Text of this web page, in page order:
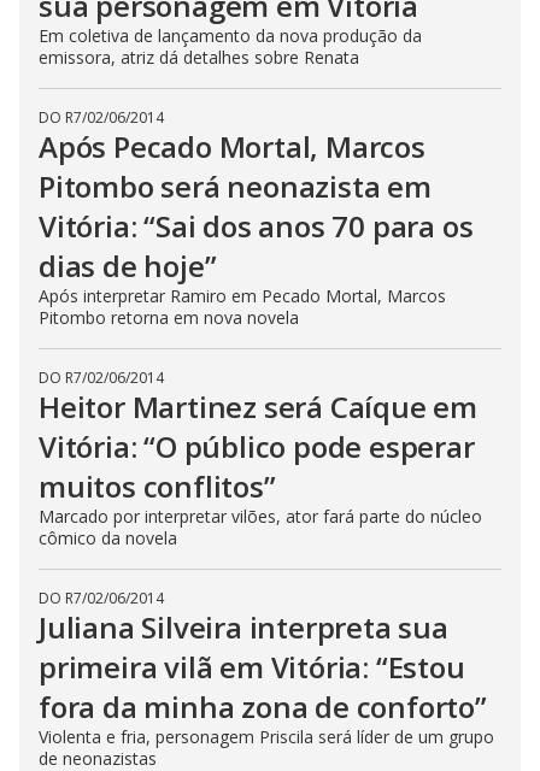
Em coletiva de lançamento da nova produção da
emissora, atriz dá detalhes sobre Renata
DO R7/02/06/2014
Após Pecado Mortal, Marcos
Pitombo será neonazista em
Vitória: “Sai dos anos 70 para os
dias de hoje”
Após interpretar Ramiro em Pecado Mortal, Marcos
Pitombo retorna em nova novela
DO R7/02/06/2014
Heitor Martinez será Caíque em
Vitória: “O público pode esperar
muitos conflitos”
Marcado por interpretar vilões, ator fará parte do núcleo
cômico da novela
DO R7/02/06/2014
Juliana Silveira interpreta sua
primeira vilã em Vitória: “Estou
fora da minha zona de conforto”
Violenta e fria, personagem Priscila será líder de um grupo
de neonazistas